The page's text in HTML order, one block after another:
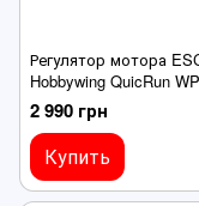
Регулятор мотора
Hobbywing QuicRun WP
10BL120 G2 2-4S, для
моделей, водостойкий
2 990 грн
Купить